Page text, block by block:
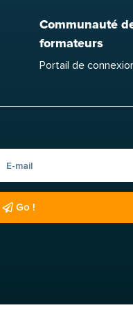
Communauté
formateurs
Portail de
Go !